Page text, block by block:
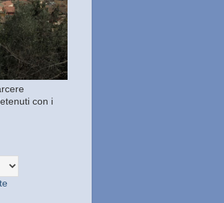
con i